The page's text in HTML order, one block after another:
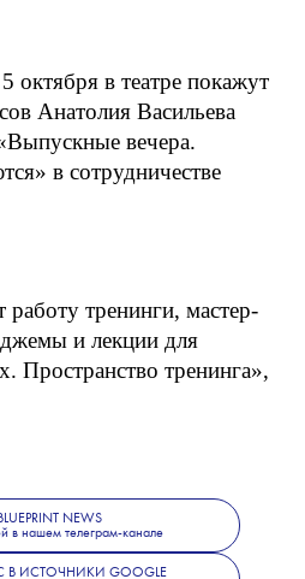
в театре покажут
Анатолия Васильева
вечера.
в сотрудничестве
тренинги, мастер-
и лекции для
Пространство тренинга»,
и слушателя» под
работу «Сине
NEWS
в нашем телеграм-канале
В ИСТОЧНИКИ GOOGLE